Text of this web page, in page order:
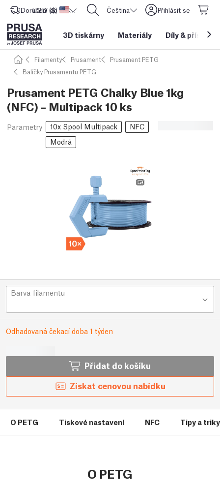
Doručení do Spojené státy americké
USD ($) CORE One L: Nyní skladem! Čeština Přihlásit se
3D tiskárny Materiály Díly &
Filamenty Prusament
Prusament PETG
Balíčky Prusamentu PETG
Prusament PETG Chalky Blue 1kg
(NFC) – Multipack 10 ks
Parametry 10x Spool Multipack
NFC
Modrá
Barva filamentu
Odhadovaná čekací doba 1 týden
Přidat do košíku
Získat cenovou nabídku
O PETG Tiskové nastavení NFC Tipy a
O PETG